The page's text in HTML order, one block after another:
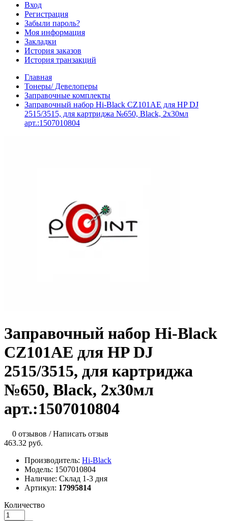
Вход
Регистрация
Забыли пароль?
Моя информация
Закладки
История заказов
История транзакций
Главная
Тонеры/ Девелоперы
Заправочные комплекты
Заправочный набор Hi-Black CZ101AE для HP DJ
2515/3515, для картриджа №650, Black, 2x30мл
арт.:1507010804
Заправочный набор Hi-Black
CZ101AE для HP DJ
2515/3515, для картриджа
№650, Black, 2x30мл
арт.:1507010804
0 отзывов /Написать отзыв
463.32 руб.
Производитель: Hi-Black
Модель: 1507010804
Наличие: Склад 1-3 дня
Артикул: 17995814
Количество